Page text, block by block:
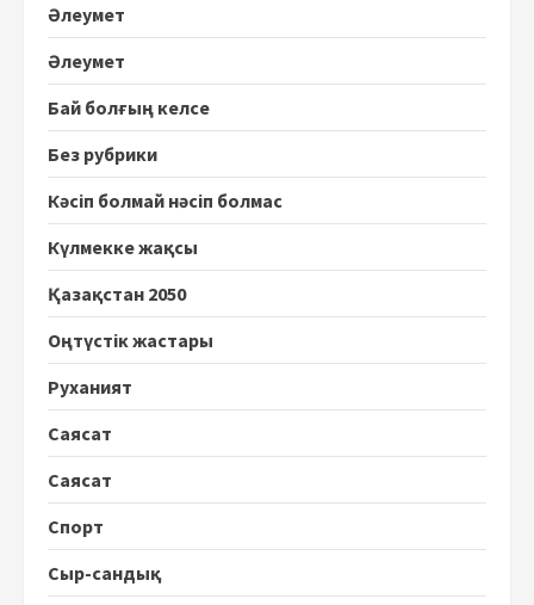
Әлеумет
Әлеумет
Бай болғың келсе
Без рубрики
Кәсіп болмай нәсіп болмас
Күлмекке жақсы
Қазақстан 2050
Оңтүстік жастары
Руханият
Саясат
Саясат
Спорт
Сыр-сандық